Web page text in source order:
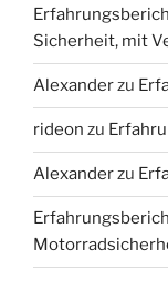
Sicherheit, mit
Alexanderzu
rideon zu
Alexanderzu